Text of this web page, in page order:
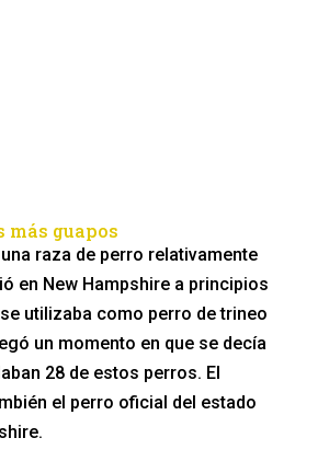
más guapos
raza de perro relativamente
en New Hampshire a principios
utilizaba como perro de trineo
un momento en que se decía
28 de estos perros. El
el perro oficial del estado